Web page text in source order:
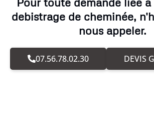
debistrage de cheminée,
nous appeler.
07.56.78.02.30 DEVIS